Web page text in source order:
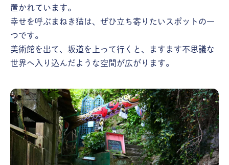
置かれています。
幸せを呼ぶまねき猫は、ぜひ立ち寄りたいスポットの一
つです。
美術館を出て、坂道を上って行くと、ますます不思議な
世界へ入り込んだような空間が広がります。